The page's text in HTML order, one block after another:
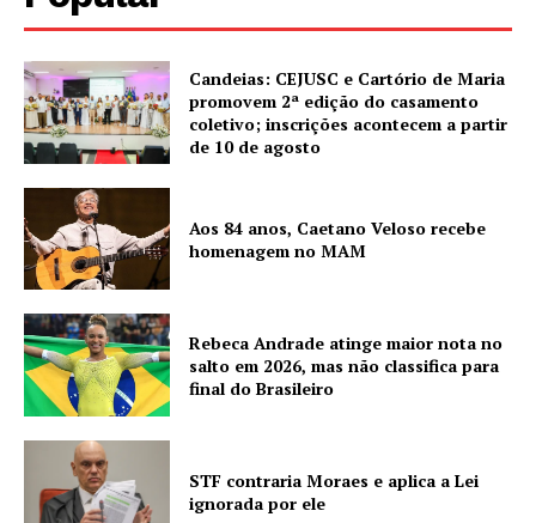
Candeias: CEJUSC e Cartório de Maria
promovem 2ª edição do casamento
coletivo; inscrições acontecem a partir
de 10 de agosto
Aos 84 anos, Caetano Veloso recebe
homenagem no MAM
Rebeca Andrade atinge maior nota no
salto em 2026, mas não classifica para
final do Brasileiro
STF contraria Moraes e aplica a Lei
ignorada por ele